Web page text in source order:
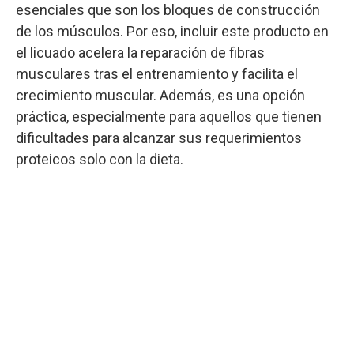
esenciales que son los bloques de construcción
de los músculos. Por eso, incluir este producto en
el licuado acelera la reparación de fibras
musculares tras el entrenamiento y facilita el
crecimiento muscular. Además, es una opción
práctica, especialmente para aquellos que tienen
dificultades para alcanzar sus requerimientos
proteicos solo con la dieta.